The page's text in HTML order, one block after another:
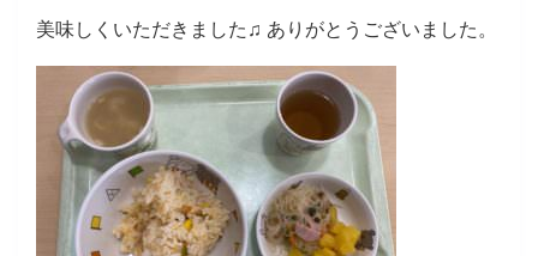
美味しくいただきました♫ ありがとうございました。